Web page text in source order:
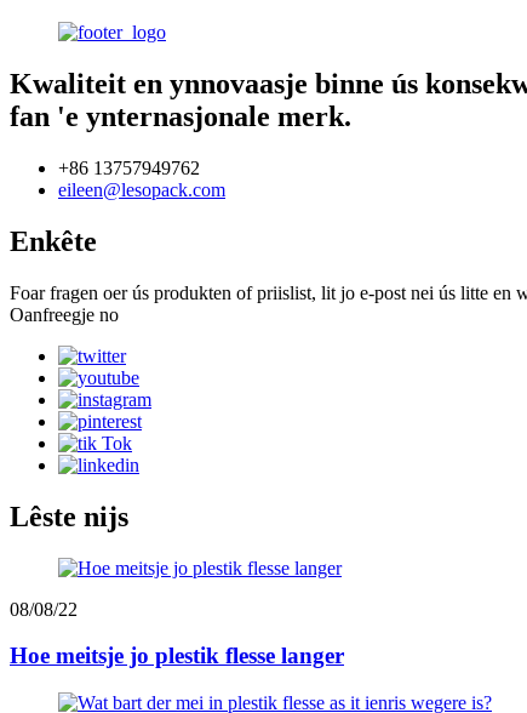
Kwaliteit en ynnovaasje binne ús
fan 'e ynternasjonale merk.
+86 13757949762
eileen@lesopack.com
Enkête
Foar fragen oer ús produkten of priislist, lit jo e-post nei ús litte en
Oanfreegje no
Lêste nijs
08/08/22
Hoe meitsje jo plestik flesse langer